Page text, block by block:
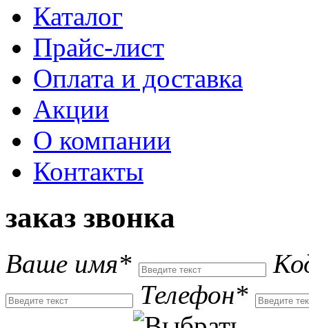
Каталог
Прайс-лист
Оплата и доставка
Акции
О компании
Контакты
заказ звонка
Ваше имя*
Телефон*